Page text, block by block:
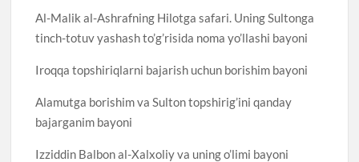
Al-Malik al-Ashrafning Hilotga safari. Uning Sultonga
tinch-totuv yashash to’g’risida noma yo’llashi bayoni
Iroqqa topshiriqlarni bajarish uchun borishim bayoni
Alamutga borishim va Sulton topshirig’ini qanday
bajarganim bayoni
Izziddin Balbon al-Xalxoliy va uning o’limi bayoni